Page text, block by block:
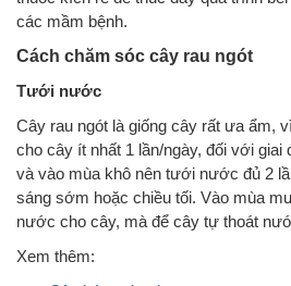
các mầm bệnh.
Cách chăm sóc cây rau ngót
Tưới nước
Cây rau ngót là giống cây rất ưa ẩm,
cho cây ít nhất 1 lần/ngày, đối với
và vào mùa khô nên tưới nước đủ 2
sáng sớm hoặc chiều tối. Vào mùa
nước cho cây, mà để cây tự thoát
Xem thêm: